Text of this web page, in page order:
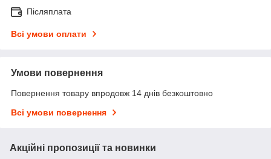
Післяплата
Всі умови оплати
Умови повернення
Повернення товару впродовж 14 днів безкоштовно
Всі умови повернення
Акційні пропозиції та новинки